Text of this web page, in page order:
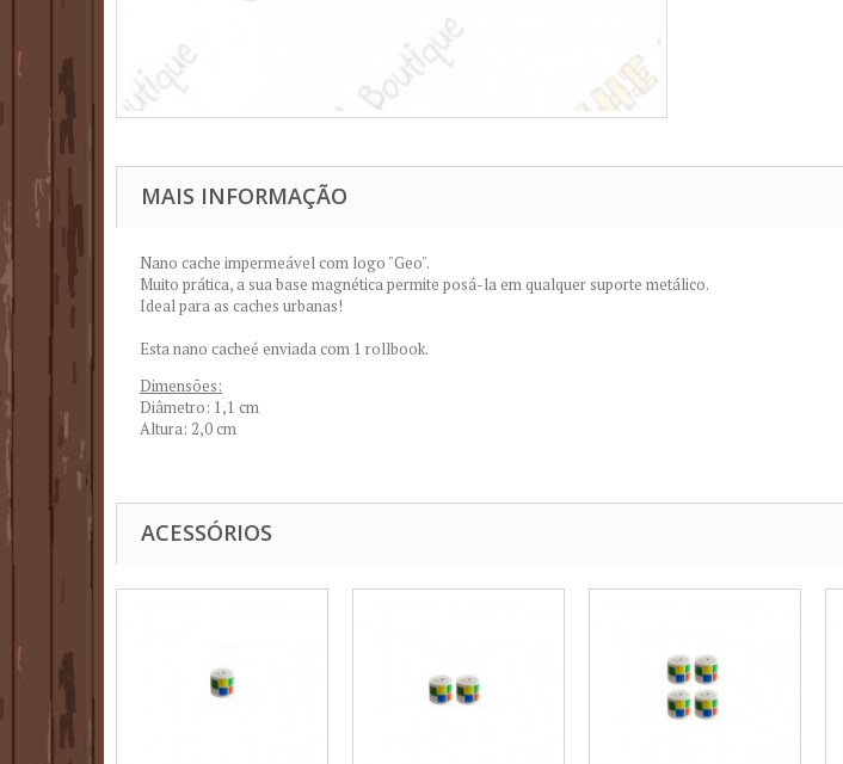
MAIS INFORMAÇÃO
Nano cache impermeável com logo "Geo".
Muito prática, a sua base magnética permite posá-la em qualquer suporte metálico.
Ideal para as caches urbanas!
Esta nano cacheé enviada com 1 rollbook.
Dimensões:
Diâmetro: 1,1 cm
Altura: 2,0 cm
ACESSÓRIOS